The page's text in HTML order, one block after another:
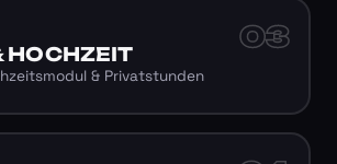
03
HOCHZEIT
& Privatstunden